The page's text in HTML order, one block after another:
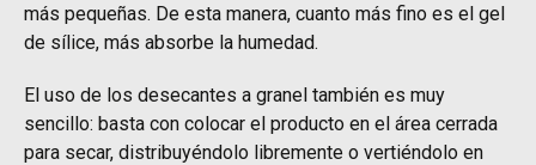
más pequeñas. De esta manera, cuanto más fino es el gel
de sílice, más absorbe la humedad.
El uso de los desecantes a granel también es muy
sencillo: basta con colocar el producto en el área cerrada
para secar, distribuyéndolo libremente o vertiéndolo en